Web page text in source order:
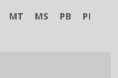
MT MS PB
PI